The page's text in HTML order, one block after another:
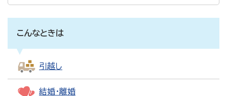
こんなときは
引越し
結婚・離婚